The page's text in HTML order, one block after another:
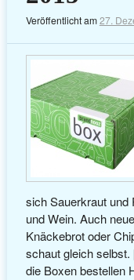
Veröffentlicht am27.
sich Sauerkraut und
und Wein. Auch
Knäckebrot oder
schaut gleich
die Boxen bestellen